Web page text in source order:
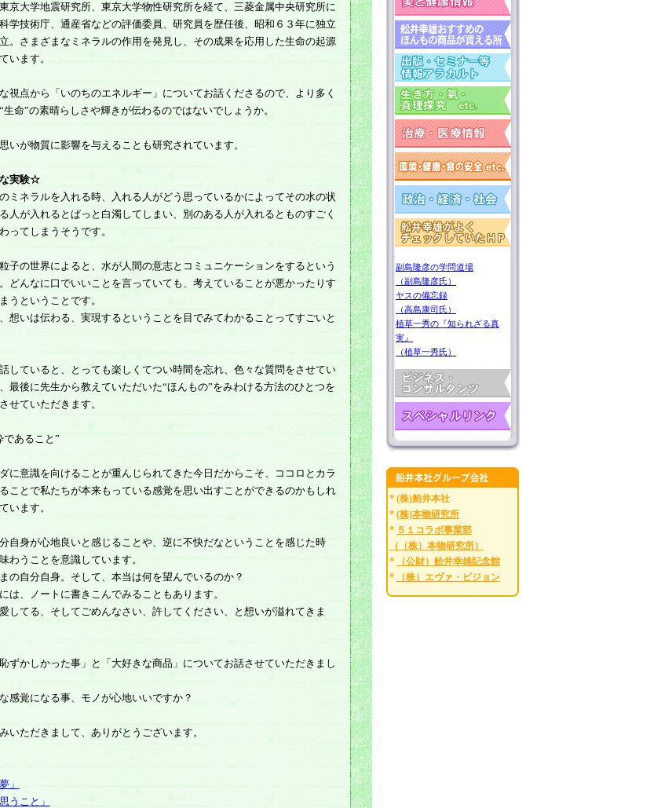
京大学地震研究所、東京大学物性研究所を経て、三菱金属中央研究所に
学技術庁、通産省などの評価委員、研究員を歴任後、昭和６３年に独立
。さまざまなミネラルの作用を発見し、その成果を応用した生命の起源
います。
視点から「いのちのエネルギー」についてお話くださるので、より多く
命”の素晴らしさや輝きが伝わるのではないでしょうか。
いが物質に影響を与えることも研究されています。
実験☆
ミネラルを入れる時、入れる人がどう思っているかによってその水の状
人が入れるとぱっと白濁してしまい、別のある人が入れるとものすごく
ってしまうそうです。
子の世界によると、水が人間の意志とコミュニケーションをするという
どんなに口でいいことを言っていても、考えていることが悪かったりす
うということです。
想いは伝わる、実現するということを目でみてわかることってすごいと
していると、とっても楽しくてつい時間を忘れ、色々な質問をさせてい
最後に先生から教えていただいた“ほんもの”をみわける方法のひとつを
せていただきます。
あること”
に意識を向けることが重んじられてきた今日だからこそ、ココロとカラ
ことで私たちが本来もっている感覚を思い出すことができるのかもしれ
います。
自身が心地良いと感じることや、逆に不快だなということを感じた時
わうことを意識しています。
の自分自身。そして、本当は何を望んでいるのか？
は、ノートに書きこんでみることもあります。
してる、そしてごめんなさい、許してください、と想いが溢れてきま
ずかしかった事」と「大好きな商品」についてお話させていただきまし
感覚になる事、モノが心地いいですか？
いただきまして、ありがとうございます。
」
うこと」
副島隆彦の学問道場
（副島隆彦氏）
ヤスの備忘録
（高島康司氏）
植草一秀の『知られざる真
実』
（植草一秀氏）
* (株)船井本社
* (株)本物研究所
* ５１コラボ事業部
（（株）本物研究所）
*
（公財）舩井幸雄記念館
*
（株）エヴァ・ビジョン